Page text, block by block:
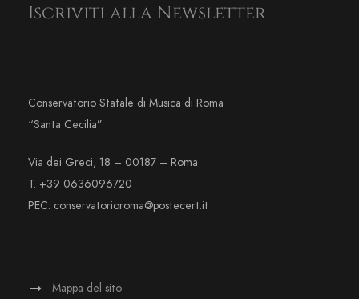
Iscriviti alla Newsletter
Conservatorio Statale di Musica di Roma
“Santa Cecilia”
Via dei Greci, 18 – 00187 – Roma
T. +39 0636096720
PEC: conservatorioroma@postecert.it
Mappa del sito